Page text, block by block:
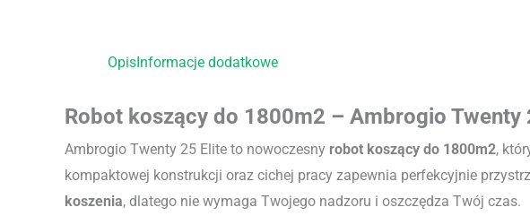
OpisInformacje dodatkowe
Robot koszący do 1800m2 – Ambrogio Twenty
Ambrogio Twenty 25 Elite to nowoczesny robot koszący do 1800m2,
kompaktowej konstrukcji oraz cichej pracy zapewnia perfekcyjnie
koszenia, dlatego nie wymaga Twojego nadzoru i oszczędza Twój czas.